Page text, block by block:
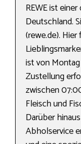
REWE ist
Deutschland.
(rewe.de).
ist von
Zustellung
zwischen
Fleisch und
Darüber
Abholservice